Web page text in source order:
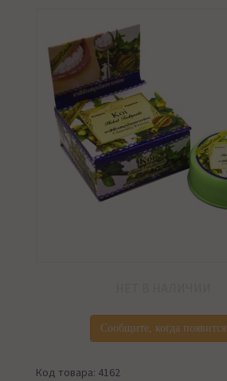
Сообщите, когда появится
Код товара: 4162